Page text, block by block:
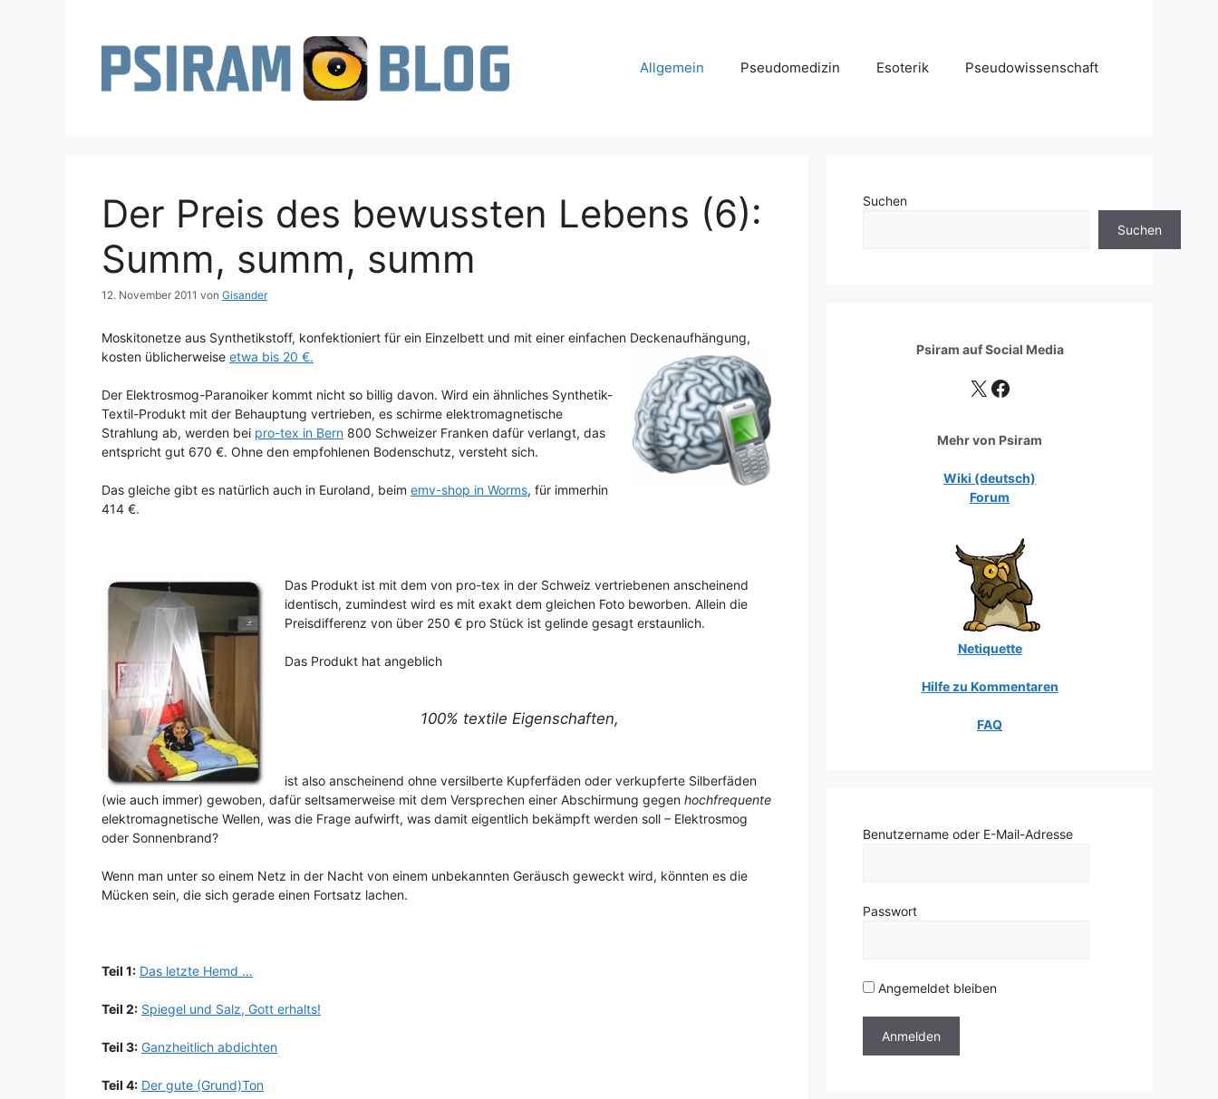
Allgemein Pseudomedizin Esoterik Pseudowissenschaft
Der Preis des bewussten Lebens (6):
Summ, summ, summ
12. November 2011 von Gisander
Moskitonetze aus Synthetikstoff, konfektioniert für ein Einzelbett und mit einer einfachen Deckenaufhängung,
kosten üblicherweise etwa bis 20 €.
Der Elektrosmog-Paranoiker kommt nicht so billig davon. Wird ein ähnliches Synthetik-
Textil-Produkt mit der Behauptung vertrieben, es schirme elektromagnetische
Strahlung ab, werden bei pro-tex in Bern 800 Schweizer Franken dafür verlangt, das
entspricht gut 670 €. Ohne den empfohlenen Bodenschutz, versteht sich.
Das gleiche gibt es natürlich auch in Euroland, beim emv-shop in Worms, für immerhin
414 €.
Das Produkt ist mit dem von pro-tex in der Schweiz vertriebenen anscheinend
identisch, zumindest wird es mit exakt dem gleichen Foto beworben. Allein die
Preisdifferenz von über 250 € pro Stück ist gelinde gesagt erstaunlich.
Das Produkt hat angeblich
100% textile Eigenschaften,
ist also anscheinend ohne versilberte Kupferfäden oder verkupferte Silberfäden
(wie auch immer) gewoben, dafür seltsamerweise mit dem Versprechen einer Abschirmung gegen hochfrequente
elektromagnetische Wellen, was die Frage aufwirft, was damit eigentlich bekämpft werden soll – Elektrosmog
oder Sonnenbrand?
Wenn man unter so einem Netz in der Nacht von einem unbekannten Geräusch geweckt wird, könnten es die
Mücken sein, die sich gerade einen Fortsatz lachen.
Teil 1: Das letzte Hemd …
Teil 2: Spiegel und Salz, Gott erhalts!
Teil 3: Ganzheitlich abdichten
Teil 4: Der gute (Grund)Ton
Suchen
Suchen
Psiram aufSocial Media
X Facebook
Mehr von Psiram
Wiki (deutsch)
Forum
Netiquette
Hilfe zu Kommentaren
FAQ
Benutzername oder E-Mail-Adresse
Passwort
Angemeldet bleiben